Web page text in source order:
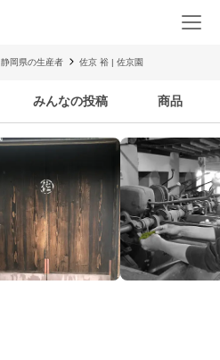
静岡県の生産者 佐京 裕 | 佐京園
みんなの投稿 商品